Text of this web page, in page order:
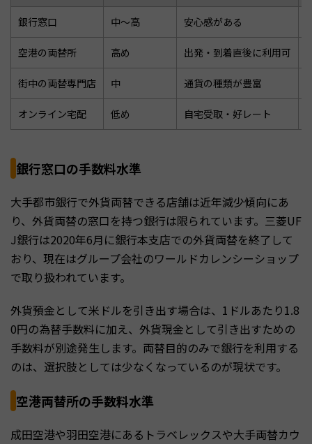
銀行窓口 中〜高 安心感がある
空港の両替所 高め 出発・到着直後に利用可
街中の両替専門店 中 通貨の種類が豊富
オンライン宅配 低め 自宅受取・好レート
銀行窓口の手数料水準
大手都市銀行で外貨両替できる店舗は近年減少傾向にあ
り、外貨両替の窓口を持つ銀行は限られています。三菱UF
J銀行は2020年6月に銀行本支店での外貨両替を終了して
おり、現在はグループ会社のワールドカレンシーショップ
で取り扱われています。
外貨預金として米ドルを引き出す場合は、1ドルあたり1.8
0円の為替手数料に加え、外貨現金として引き出すための
手数料が別途発生します。両替目的のみで銀行を利用する
のは、選択肢としては少なくなっているのが現状です。
空港両替所の手数料水準
成田空港や羽田空港にあるトラベレックスや大手両替カウ